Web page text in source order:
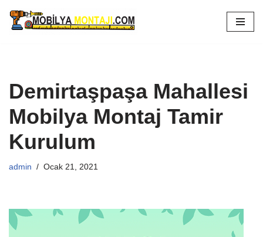
İçeriğe
Demirtaşpaşa Mahallesi
Mobilya Montaj Tamir
Kurulum
admin Ocak 21, 2021